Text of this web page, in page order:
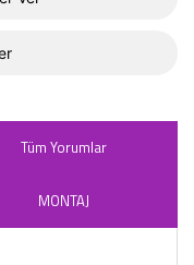
Tüm Yorumlar
MONTAJ